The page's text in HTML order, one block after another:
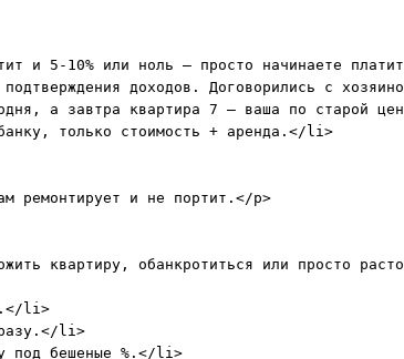
и 5-10% или ноль – просто начинаете
доходов. Договорились с
а завтра квартира 7 – ваша по старой
только стоимость + аренда.</li>
ремонтирует и не портит.</p>
квартиру, обанкротиться или просто
li>
li>
под бешеные %.</li>